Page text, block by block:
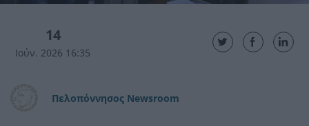
14
Ιούν. 2026 16:35
Πελοπόννησος Newsroom